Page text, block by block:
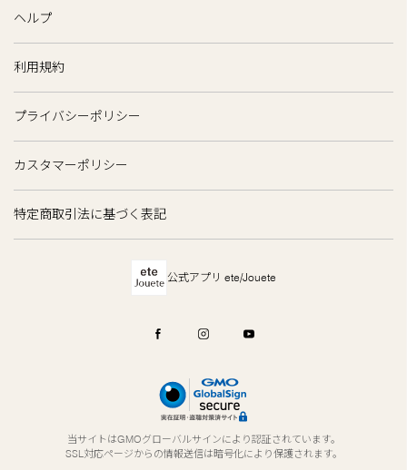
ヘルプ
利用規約
プライバシーポリシー
カスタマーポリシー
特定商取引法に基づく表記
公式アプリ ete/Jouete
当サイトはGMOグローバルサインにより認証されています。
SSL対応ページからの情報送信は暗号化により保護されます。